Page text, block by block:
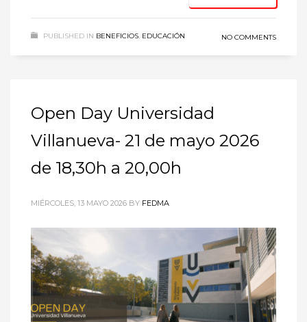
PUBLISHED IN BENEFICIOS, EDUCACIÓN NO COMMENTS
Open Day Universidad
Villanueva- 21 de mayo 2026
de 18,30h a 20,00h
MIÉRCOLES, 13 MAYO 2026 BY FEDMA